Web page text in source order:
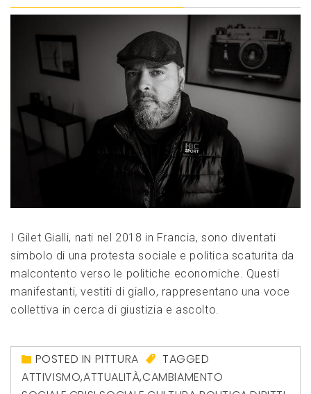
I Gilet Gialli, nati nel 2018 in Francia, sono diventati
simbolo di una protesta sociale e politica scaturita da
malcontento verso le politiche economiche. Questi
manifestanti, vestiti di giallo, rappresentano una voce
collettiva in cerca di giustizia e ascolto.
POSTED IN PITTURA
TAGGED
ATTIVISMO,ATTUALITÀ,CAMBIAMENTO